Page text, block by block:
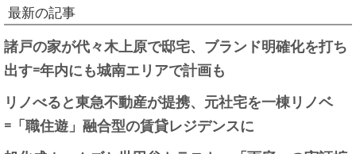
最新の記事
諸戸の家が代々木上原で邸宅、ブランド明確化を打ち
出す=年内にも城南エリアで計画も
リノべると東急不動産が提携、元社宅を一棟リノベ
=「職住遊」融合型の賃貸レジデンスに